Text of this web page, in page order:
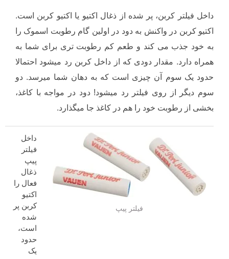
داخل فیلتر کربن، پر شده از ذغال اکتیو یا اکتیو کربن است.
اکتیو کربن در واکنش به دود در اولین گام رطوبت اسموک را
به خود جذب می کند و طعم کم رطوبت تری برای شما به
همراه دارد. مقدار دودی که از داخل کربن رد میشود احتمالا
حدود یک سوم آن چیزی است که به دهان شما میرسد. دو
سوم دیگر از روی فیلتر رد میشود! دود در مواجه با کاغذ،
بخشی از رطوبت خود را هم در کاغذ جا میگذارد.
فیلتر پیپ
داخل
فیلتر
پیپ
ذغال
فعال را
اکتیو
کربن پر
شده
است،
حدود
یک